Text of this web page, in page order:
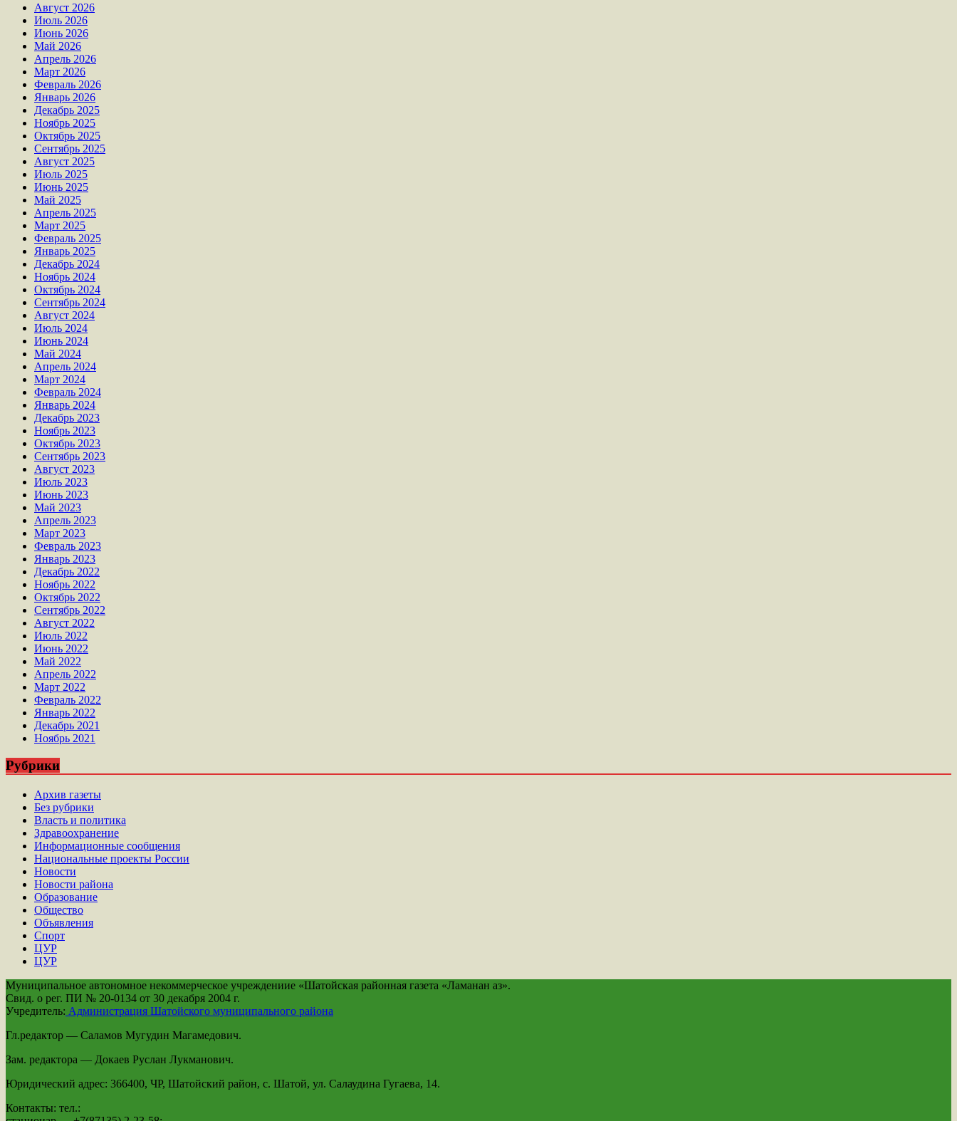
Август 2026
Июль 2026
Июнь 2026
Май 2026
Апрель 2026
Март 2026
Февраль 2026
Январь 2026
Декабрь 2025
Ноябрь 2025
Октябрь 2025
Сентябрь 2025
Август 2025
Июль 2025
Июнь 2025
Май 2025
Апрель 2025
Март 2025
Февраль 2025
Январь 2025
Декабрь 2024
Ноябрь 2024
Октябрь 2024
Сентябрь 2024
Август 2024
Июль 2024
Июнь 2024
Май 2024
Апрель 2024
Март 2024
Февраль 2024
Январь 2024
Декабрь 2023
Ноябрь 2023
Октябрь 2023
Сентябрь 2023
Август 2023
Июль 2023
Июнь 2023
Май 2023
Апрель 2023
Март 2023
Февраль 2023
Январь 2023
Декабрь 2022
Ноябрь 2022
Октябрь 2022
Сентябрь 2022
Август 2022
Июль 2022
Июнь 2022
Май 2022
Апрель 2022
Март 2022
Февраль 2022
Январь 2022
Декабрь 2021
Ноябрь 2021
Рубрики
Архив газеты
Без рубрики
Власть и политика
Здравоохранение
Информационные сообщения
Национальные проекты России
Новости
Новости района
Образование
Общество
Объявления
Спорт
ЦУР
ЦУР
Муниципальное автономное некоммерческое учреждениие «Шатойская районная газета «Ламанан аз».
Свид. о рег. ПИ № 20-0134 от 30 декабря 2004 г.
Учредитель: Администрация Шатойского муниципального района
Гл.редактор — Саламов Мугудин Магамедович.
Зам. редактора — Докаев Руслан Лукманович.
Юридический адрес: 366400, ЧР, Шатойский район, с. Шатой, ул. Салаудина Гугаева, 14.
Контакты: тел.: